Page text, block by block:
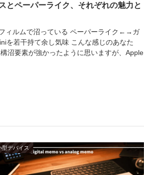
とペーパーライク、それぞれの魅力と
ィルムで沼っている ペーパーライク←→ガ
を若干持て余し気味 こんな感じのあなた
沼要素が強かったように思いますが、Apple
型デバイス